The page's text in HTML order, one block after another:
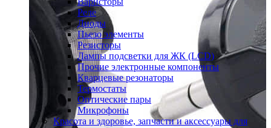
Реле
Диоды
Пьезо элементы
Резисторы
Лампы подсветки для ЖК (LCD)
Прочие электронные компоненты
Кварцевые резонаторы
Термостаты
Оптические пары
Микрофоны
Красота и здоровье, запчасти и аксессуары для